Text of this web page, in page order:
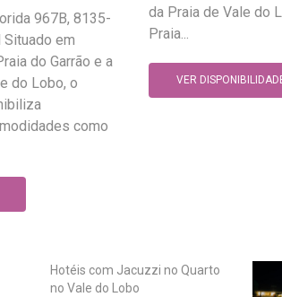
967B, 8135-
em
do Garrão e a
do Lobo, o
como
da Praia de Vale do
Praia...
VER
Hotéis com Jacuzzi no Quarto
no Vale do Lobo